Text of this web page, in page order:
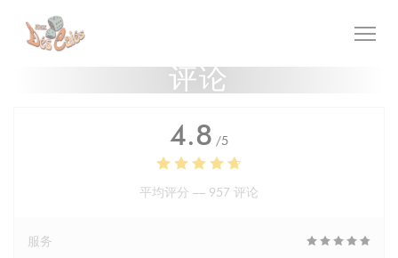
Cookie管理面板
评论
4.8 /5
平均评分 — 957 评论
服务